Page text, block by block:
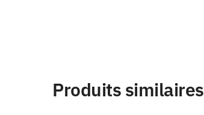
Produits similaires